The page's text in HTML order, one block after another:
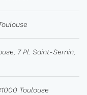
7 Pl. Saint-Sernin,
Toulouse